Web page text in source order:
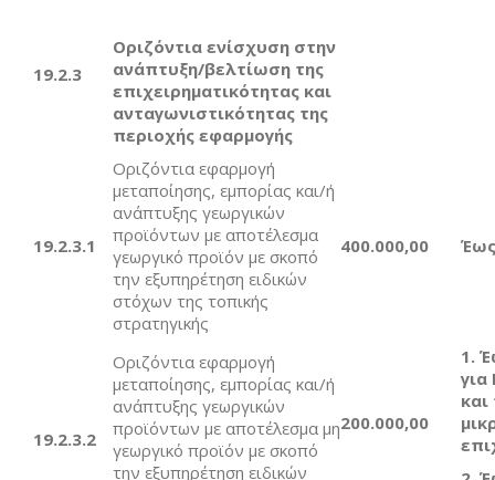
19.2.3
Οριζόντια ενίσχυση στην
ανάπτυξη/βελτίωση της
επιχειρηματικότητας και
ανταγωνιστικότητας της
περιοχής εφαρμογής
19.2.3.1
Οριζόντια εφαρμογή
μεταποίησης, εμπορίας και/ή
ανάπτυξης γεωργικών
προϊόντων με αποτέλεσμα
γεωργικό προϊόν με σκοπό
την εξυπηρέτηση ειδικών
στόχων της τοπικής
στρατηγικής
400.000,00
19.2.3.2
Οριζόντια εφαρμογή
μεταποίησης, εμπορίας και/ή
ανάπτυξης γεωργικών
προϊόντων με αποτέλεσμα μη
γεωργικό προϊόν με σκοπό
την εξυπηρέτηση ειδικών
200.000,00
1.
για